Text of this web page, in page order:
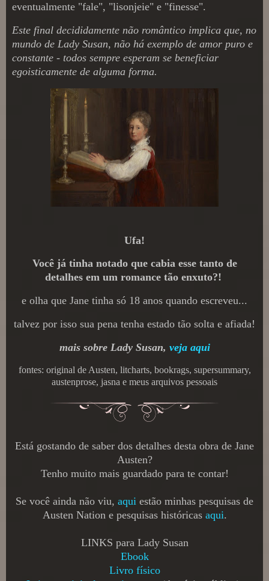
eventualmente "fale", "lisonjeie" e "finesse".
Este final decididamente não romântico implica que, no
mundo de Lady Susan, não há exemplo de amor puro e
constante - todos sempre esperam se beneficiar
egoisticamente de alguma forma.
Ufa!
Você já tinha notado que cabia esse tanto de
detalhes em um romance tão enxuto?!
e olha que Jane tinha só 18 anos quando escreveu...
talvez por isso sua pena tenha estado tão solta e afiada!
mais sobre Lady Susan, veja aqui
fontes: original de Austen, litcharts, bookrags, supersummary,
austenprose, jasna e meus arquivos pessoais
Está gostando de saber dos detalhes desta obra de Jane
Austen?
Tenho muito mais guardado para te contar!
Se você ainda não viu, aqui estão minhas pesquisas de
Austen Nation e pesquisas históricas aqui.
LINKS para Lady Susan
Ebook
Livro físico